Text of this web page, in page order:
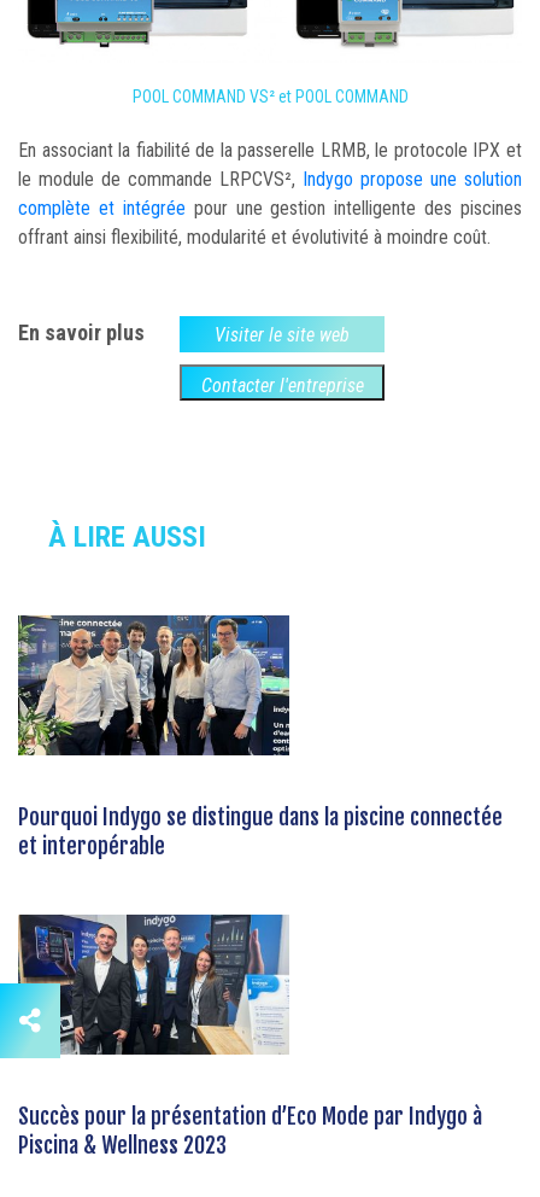
POOL COMMAND VS² et POOL COMMAND
En associant la fiabilité de la passerelle LRMB, le protocole IPX et
le module de commande LRPCVS², Indygo propose une solution
complète et intégrée pour une gestion intelligente des piscines
offrant ainsi flexibilité, modularité et évolutivité à moindre coût.
En savoir plus Visiter le site web
Contacter l'entreprise
À LIRE AUSSI
Pourquoi Indygo se distingue dans la piscine connectée
et interopérable
Succès pour la présentation d’Eco Mode par Indygo à
Piscina & Wellness 2023